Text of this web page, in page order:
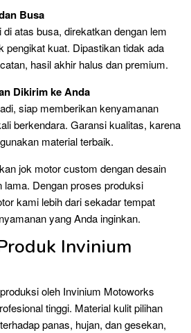
Busa
di atas busa, direkatkan dengan lem
pengikat kuat. Dipastikan tidak ada
hasil akhir halus dan premium.
Dikirim ke Anda
siap memberikan kenyamanan
berkendara. Garansi kualitas, karena
material terbaik.
jok motor custom dengan desain
lama. Dengan proses produksi
kami lebih dari sekadar tempat
yang Anda inginkan.
Invinium
oleh Invinium Motoworks
tinggi. Material kulit pilihan
panas, hujan, dan gesekan,